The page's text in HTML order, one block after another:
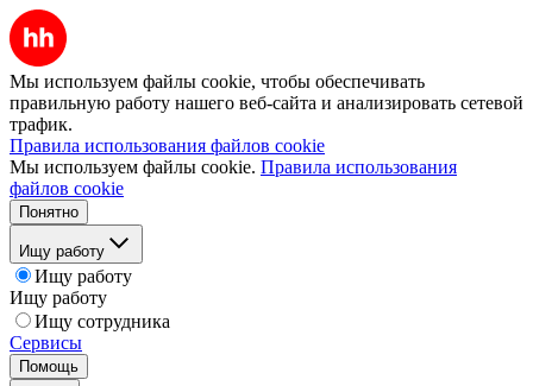
Мы используем файлы cookie, чтобы обеспечивать
правильную работу нашего веб-сайта и анализировать сетевой
трафик.
Правила использования файлов cookie
Мы используем файлы cookie. Правила использования
файлов cookie
Понятно
Ищу работу
Ищу работу
Ищу работу
Ищу сотрудника
Сервисы
Помощь